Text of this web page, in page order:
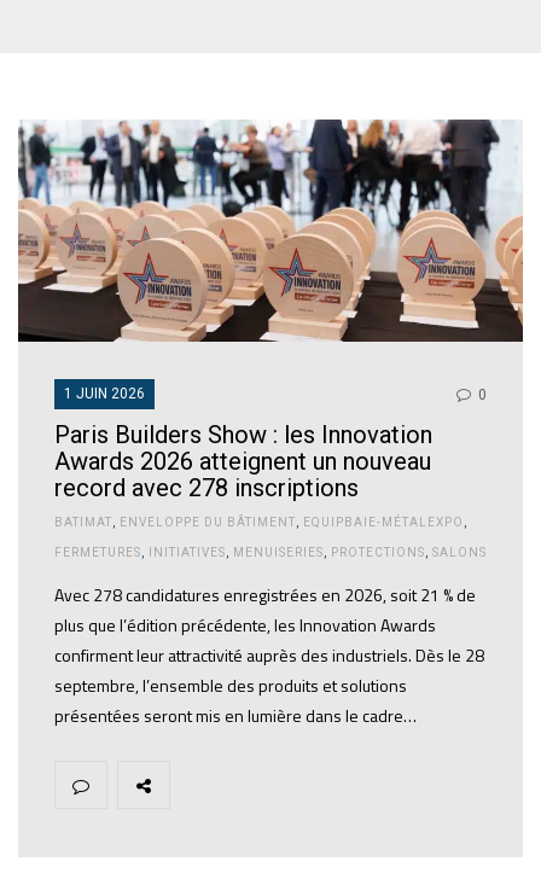
1 JUIN 2026 0
Paris Builders Show : les Innovation
Awards 2026 atteignent un nouveau
record avec 278 inscriptions
BATIMAT ENVELOPPE DU BÂTIMENT EQUIPBAIE-MÉTALEXPO
FERMETURES INITIATIVES MENUISERIES PROTECTIONS SALONS
Avec 278 candidatures enregistrées en 2026, soit 21 % de
plus que l’édition précédente, les Innovation Awards
confirment leur attractivité auprès des industriels. Dès le 28
septembre, l’ensemble des produits et solutions
présentées seront mis en lumière dans le cadre…